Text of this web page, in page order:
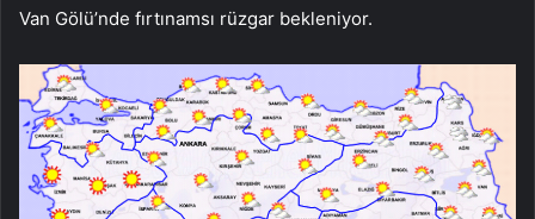
Van Gölü’nde fırtınamsı rüzgar bekleniyor.